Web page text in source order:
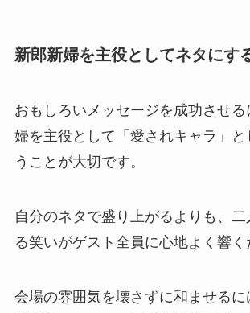
新郎新婦を主役としてネタにす
おもしろいメッセージを成功させ
婦を主役として「愛されキャラ」と
うことが大切です。
自分のネタで盛り上がるよりも、二
る笑いがゲスト全員に心地よく響く
会場の雰囲気を壊さずに和ませるに